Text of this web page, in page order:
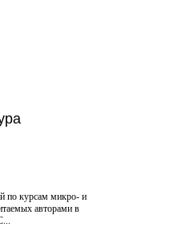
по курсам микро- и
авторами в